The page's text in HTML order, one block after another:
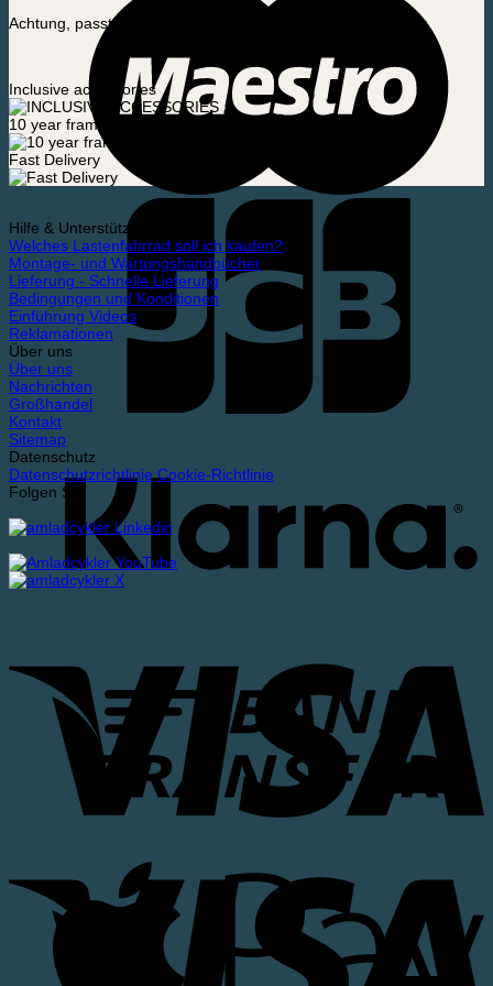
Achtung, passt auch: Cargokid und Thansen und viele mehr
Inclusive accessories
10 year frame warranty
Fast Delivery
Hilfe & Unterstützung
Welches Lastenfahrrad soll ich kaufen?
Montage- und Wartungshandbücher
Lieferung - Schnelle Lieferung
Bedingungen und Konditionen
Einführung Videos
Reklamationen
Über uns
Über uns
Nachrichten
Großhandel
Kontakt
Sitemap
Datenschutz
Datenschutzrichtlinie Cookie-Richtlinie
Folgen Sie